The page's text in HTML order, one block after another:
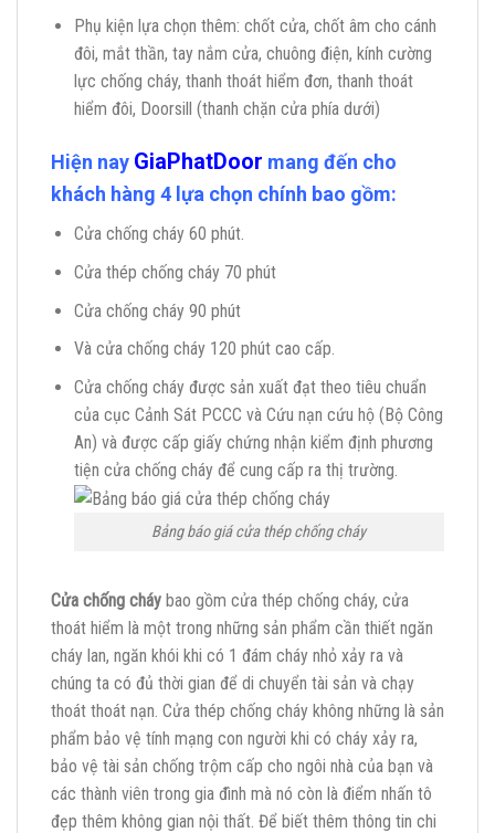
Phụ kiện lựa chọn thêm: chốt cửa, chốt âm cho cánh
đôi, mắt thần, tay nắm cửa, chuông điện, kính cường
lực chống cháy, thanh thoát hiểm đơn, thanh thoát
hiểm đôi, Doorsill (thanh chặn cửa phía dưới)
Hiện nay GiaPhatDoor mang đến cho
khách hàng 4 lựa chọn chính bao gồm:
Cửa chống cháy 60 phút.
Cửa thép chống cháy 70 phút
Cửa chống cháy 90 phút
Và cửa chống cháy 120 phút cao cấp.
Cửa chống cháy được sản xuất đạt theo tiêu chuẩn
của cục Cảnh Sát PCCC và Cứu nạn cứu hộ (Bộ Công
An) và được cấp giấy chứng nhận kiểm định phương
tiện cửa chống cháy để cung cấp ra thị trường.
Bảng báo giá cửa thép chống cháy
Cửa chống cháy bao gồm cửa thép chống cháy, cửa
thoát hiểm là một trong những sản phẩm cần thiết ngăn
cháy lan, ngăn khói khi có 1 đám cháy nhỏ xảy ra và
chúng ta có đủ thời gian để di chuyển tài sản và chạy
thoát thoát nạn. Cửa thép chống cháy không những là sản
phẩm bảo vệ tính mạng con người khi có cháy xảy ra,
bảo vệ tài sản chống trộm cấp cho ngôi nhà của bạn và
các thành viên trong gia đình mà nó còn là điểm nhấn tô
đẹp thêm không gian nội thất. Để biết thêm thông tin chi